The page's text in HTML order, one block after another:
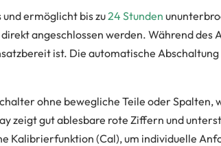
ermöglicht bis zu 24 Stunden
angeschlossen werden. Während des
ist. Die automatische
ohne bewegliche Teile oder Spalten,
zeigt gut ablesbare rote Ziffern und
Kalibrierfunktion (Cal), um individuelle